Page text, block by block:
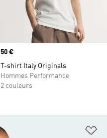
Prix
50 €
T-shirt Italy Originals
Hommes Performance
2 couleurs